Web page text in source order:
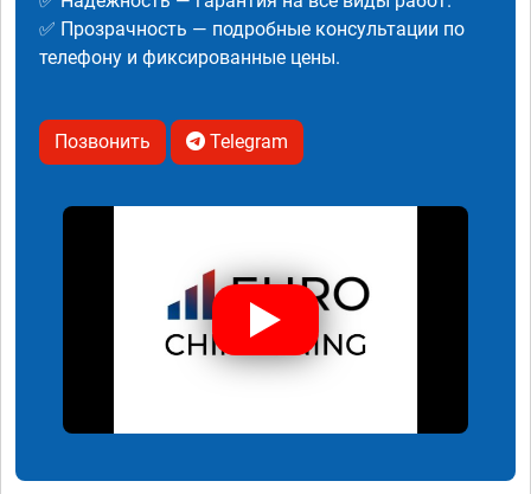
✅ Прозрачность — подробные консультации по
телефону и фиксированные цены.
Позвонить Telegram